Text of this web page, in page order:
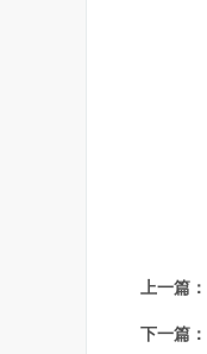
上一篇：
下一篇：